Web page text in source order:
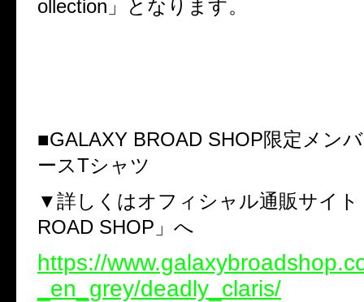
ollection 」となります。
■GALAXY BROAD SHOP限定メン
ースTシャツ
▼詳しくはオフィシャル通販サイト
ROAD SHOP 」へ
https://
_en_grey/deadly_claris/